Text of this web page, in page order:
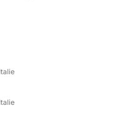
de stand-up
momento relaxante.
dependendo